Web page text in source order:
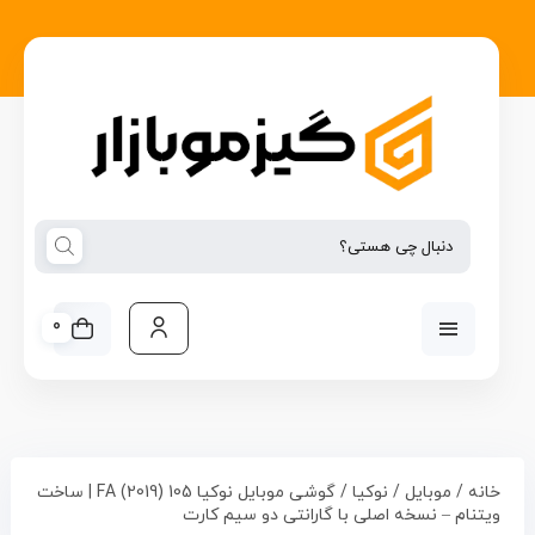
0
خانه / موبایل / نوکیا
/ گوشی موبایل نوکیا 105 (2019) FA | ساخت
ویتنام – نسخه اصلی با گارانتی دو سیم کارت